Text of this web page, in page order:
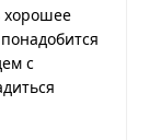
хорошее
с